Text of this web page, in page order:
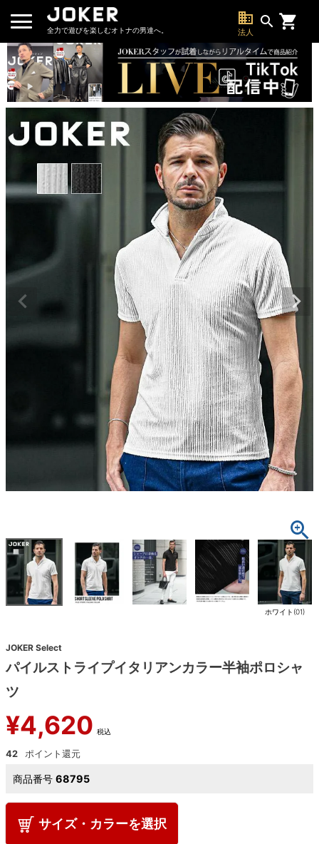
全力で遊びを楽しむオトナの男達へ。
business
法人
search
ホワイト(01)
JOKER Select
パイルストライプイタリアンカラー半袖ポロシャ
ツ
¥4,620 税込
42
商品番号 68795
サイズ・カラーを選択